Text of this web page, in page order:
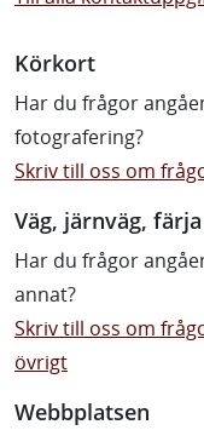
Körkort
Har du frågor
fotografering?
Skriv till oss om
Väg, järnväg,
Har du frågor
annat?
Skriv till oss om
övrigt
Webbplatsen